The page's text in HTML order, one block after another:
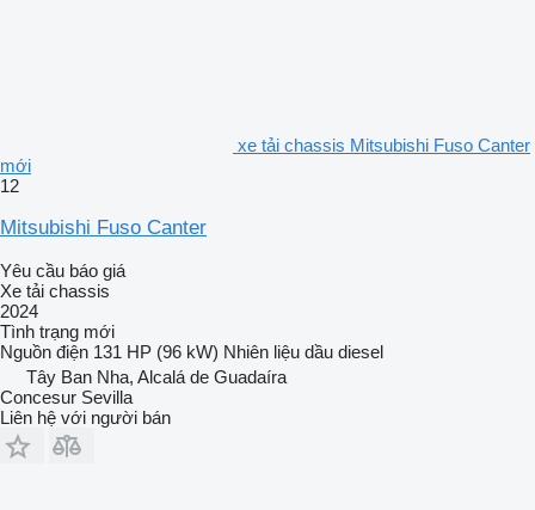
xe tải chassis Mitsubishi Fuso Canter
mới
12
Mitsubishi Fuso Canter
Yêu cầu báo giá
Xe tải chassis
2024
Tình trạng mới
Nguồn điện 131 HP (96 kW) Nhiên liệu dầu diesel
Tây Ban Nha, Alcalá de Guadaíra
Concesur Sevilla
Liên hệ với người bán